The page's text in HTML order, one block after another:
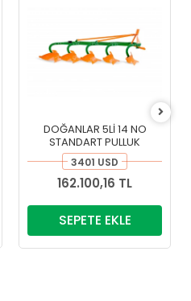
DOĞANLAR 5Lİ 14 NO
STANDART PULLUK
3401 USD
162.100,16 TL
SEPETE EKLE